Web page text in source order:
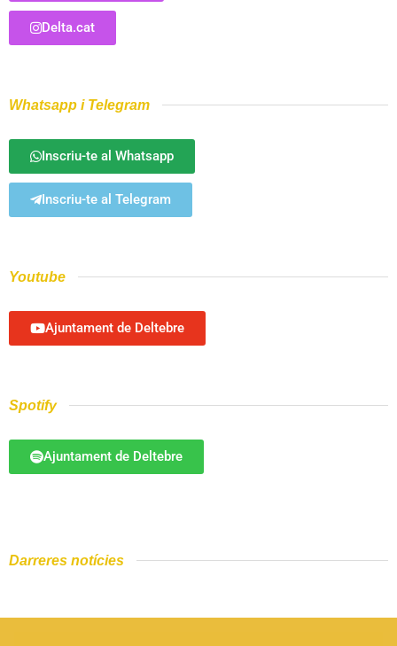
Delta.cat
Whatsapp i Telegram
Inscriu-te al Whatsapp
Inscriu-te al Telegram
Youtube
Ajuntament de Deltebre
Spotify
Ajuntament de Deltebre
Darreres notícies